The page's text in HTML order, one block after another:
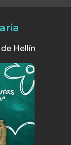
Hellín